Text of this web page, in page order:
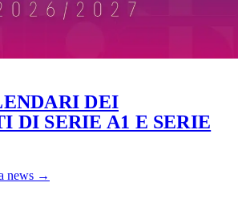
DEI
DI SERIE A1 E SERIE
news →